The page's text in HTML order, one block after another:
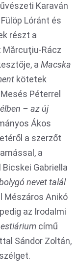
Karaván
Fülöp Lóránt és
részt a
Rácz
a Macska
kötetek
Péterrel
– az új
Ákos
a szerzőt
a
Gabriella
nevet talál
Mészáros Anikó
az Irodalmi
című
Sándor Zoltán,